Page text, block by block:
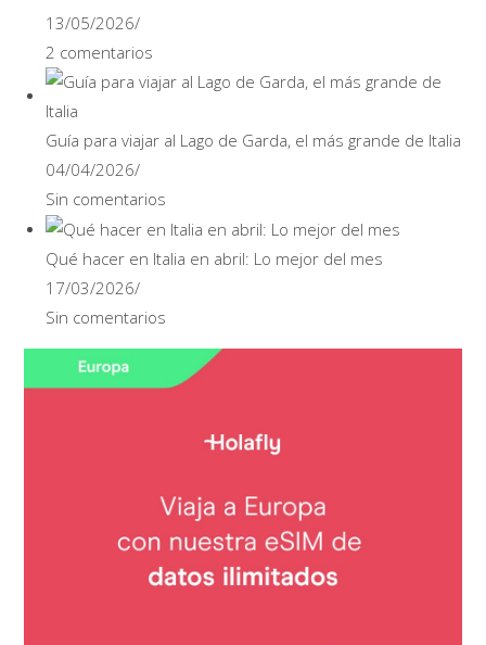
13/05/2026/
2 comentarios
Guía para viajar al Lago de Garda, el más grande de Italia
04/04/2026/
Sin comentarios
Qué hacer en Italia en abril: Lo mejor del mes
17/03/2026/
Sin comentarios